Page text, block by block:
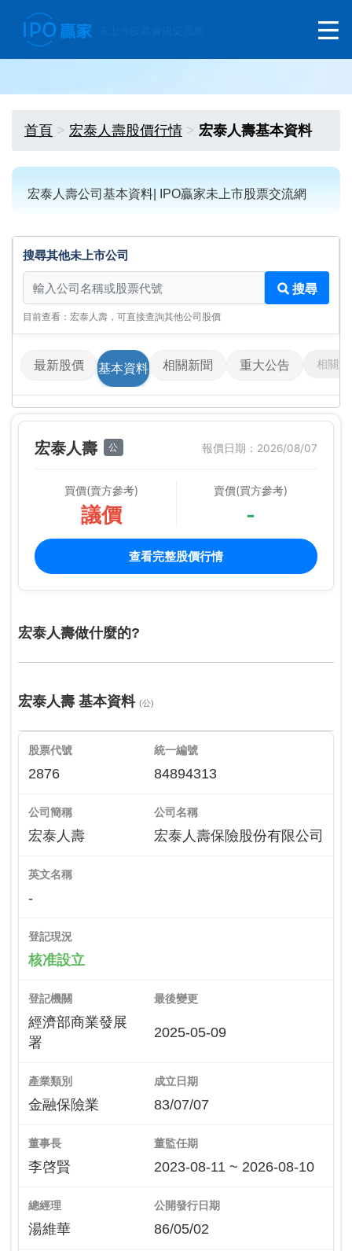
首頁 宏泰人壽股價行情 宏泰人壽基本資料
宏泰人壽公司基本資料| IPO贏家未上市股票交流網
搜尋其他未上市公司
搜尋其他未上市公司
搜尋
目前查看：宏泰人壽，可直接查詢其他公司股價
最新股價 基本資料 相關新聞 重大公告 相關影
宏泰人壽 公 報價日期：2026/08/07
買價(賣方參考)
議價
賣價(買方參考)
-
查看完整股價行情
宏泰人壽做什麼的?
宏泰人壽 基本資料 (公)
股票代號
2876
統一編號
84894313
公司簡稱
宏泰人壽
公司名稱
宏泰人壽保險股份有限公司
英文名稱
-
登記現況
核准設立
登記機關
經濟部商業發展
署
最後變更
2025-05-09
產業類別
金融保險業
成立日期
83/07/07
董事長
李啓賢
董監任期
2023-08-11 ~ 2026-08-10
總經理
湯維華
公開發行日期
86/05/02